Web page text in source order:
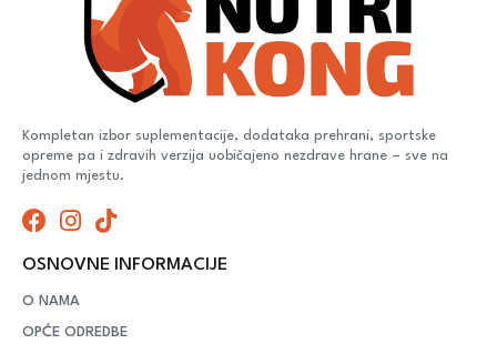
Kompletan izbor suplementacije, dodataka prehrani, sportske
opreme pa i zdravih verzija uobičajeno nezdrave hrane – sve na
jednom mjestu.
OSNOVNE INFORMACIJE
O NAMA
OPĆE ODREDBE